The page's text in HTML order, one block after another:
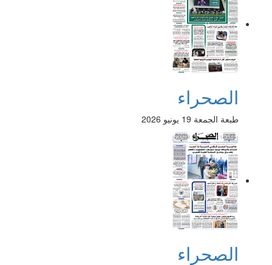
الصحراء
طبعة الجمعة 19 يونيو 2026
الصحراء